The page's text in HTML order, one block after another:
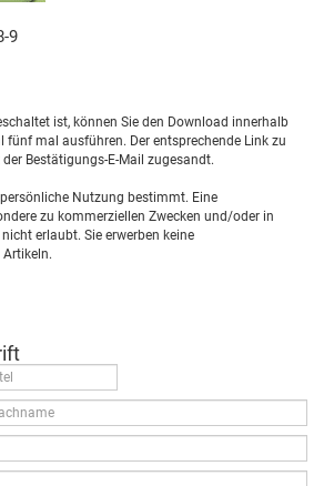
9
ist, können Sie den Download innerhalb
fünf mal ausführen. Der entsprechende Link zu
Bestätigungs-E-Mail zugesandt.
Nutzung bestimmt. Eine
zu kommerziellen Zwecken und/oder in
erlaubt. Sie erwerben keine